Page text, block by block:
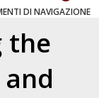
DI NAVIGAZIONE
the